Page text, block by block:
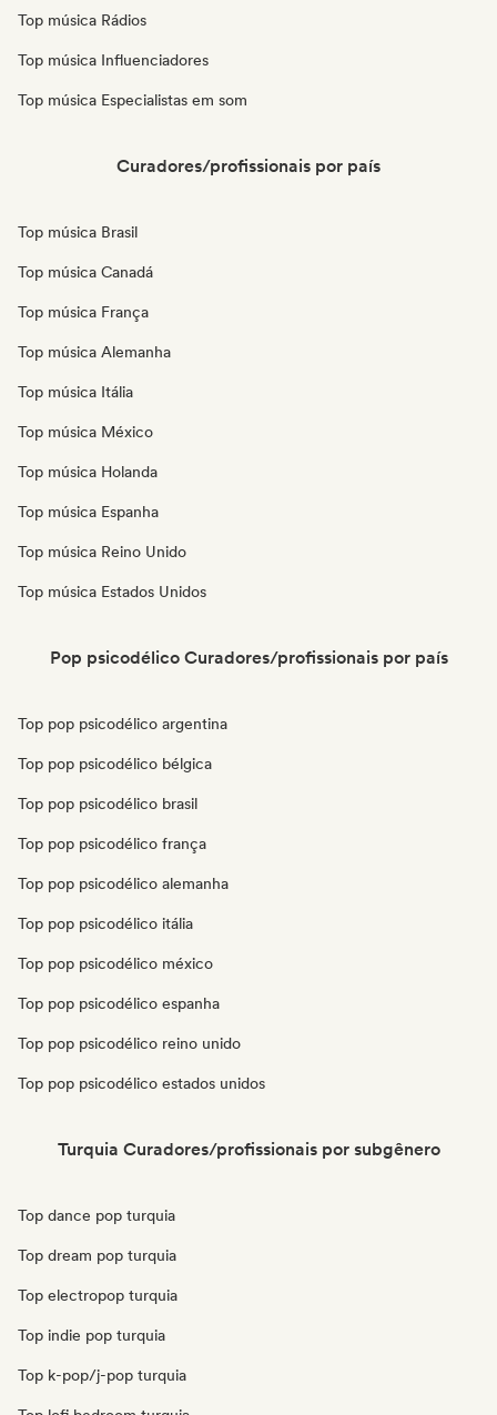
Top música Rádios
Top música Influenciadores
Top música Especialistas em som
Curadores/profissionais por país
Top música Brasil
Top música Canadá
Top música França
Top música Alemanha
Top música Itália
Top música México
Top música Holanda
Top música Espanha
Top música Reino Unido
Top música Estados Unidos
Pop psicodélico Curadores/profissionais por país
Top pop psicodélico argentina
Top pop psicodélico bélgica
Top pop psicodélico brasil
Top pop psicodélico frança
Top pop psicodélico alemanha
Top pop psicodélico itália
Top pop psicodélico méxico
Top pop psicodélico espanha
Top pop psicodélico reino unido
Top pop psicodélico estados unidos
Turquia Curadores/profissionais por subgênero
Top dance pop turquia
Top dream pop turquia
Top electropop turquia
Top indie pop turquia
Top k-pop/j-pop turquia